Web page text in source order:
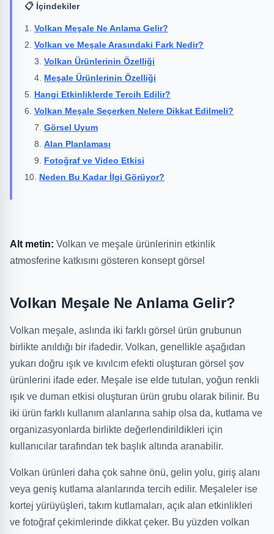
📋 İçindekiler
Volkan Meşale Ne Anlama Gelir?
Volkan ve Meşale Arasındaki Fark Nedir?
Volkan Ürünlerinin Özelliği
Meşale Ürünlerinin Özelliği
Hangi Etkinliklerde Tercih Edilir?
Volkan Meşale Seçerken Nelere Dikkat Edilmeli?
Görsel Uyum
Alan Planlaması
Fotoğraf ve Video Etkisi
Neden Bu Kadar İlgi Görüyor?
Alt metin: Volkan ve meşale ürünlerinin etkinlik
atmosferine katkısını gösteren konsept görsel
Volkan Meşale Ne Anlama Gelir?
Volkan meşale, aslında iki farklı görsel ürün grubunun
birlikte anıldığı bir ifadedir. Volkan, genellikle aşağıdan
yukarı doğru ışık ve kıvılcım efekti oluşturan görsel şov
ürünlerini ifade eder. Meşale ise elde tutulan, yoğun renkli
ışık ve duman etkisi oluşturan ürün grubu olarak bilinir. Bu
iki ürün farklı kullanım alanlarına sahip olsa da, kutlama ve
organizasyonlarda birlikte değerlendirildikleri için
kullanıcılar tarafından tek başlık altında aranabilir.
Volkan ürünleri daha çok sahne önü, gelin yolu, giriş alanı
veya geniş kutlama alanlarında tercih edilir. Meşaleler ise
kortej yürüyüşleri, takım kutlamaları, açık alan etkinlikleri
ve fotoğraf çekimlerinde dikkat çeker. Bu yüzden volkan